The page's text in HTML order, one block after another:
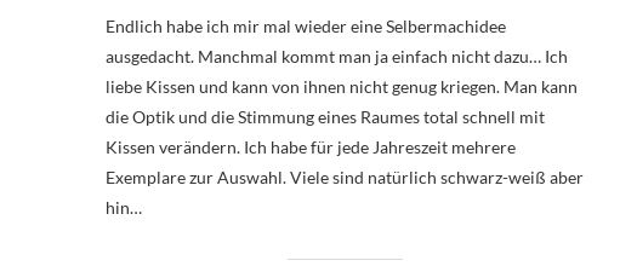
Endlich habe ich mir mal wieder eine Selbermachidee
ausgedacht. Manchmal kommt man ja einfach nicht dazu… Ich
liebe Kissen und kann von ihnen nicht genug kriegen. Man kann
die Optik und die Stimmung eines Raumes total schnell mit
Kissen verändern. Ich habe für jede Jahreszeit mehrere
Exemplare zur Auswahl. Viele sind natürlich schwarz-weiß aber
hin…